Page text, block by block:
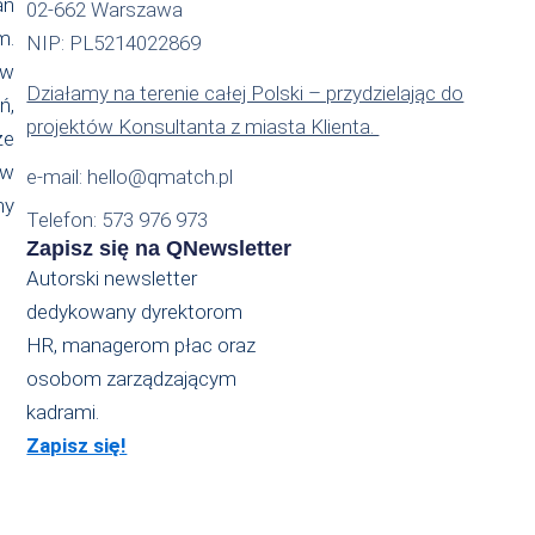
02-662 Warszawa
NIP: PL5214022869
Działamy na terenie całej Polski – przydzielając do
projektów Konsultanta z miasta Klienta.
e-mail: hello@qmatch.pl
Telefon: 573 976 973
Zapisz się na QNewsletter
Autorski newsletter
dedykowany dyrektorom
HR, managerom płac oraz
osobom zarządzającym
kadrami.
Zapisz się!